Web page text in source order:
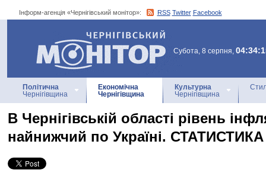
Інформ-агенція «Чернігівський монітор»: RSS Twitter Facebook
Інформ-агенція
«Чернігівський монітор»
Субота, 8 серпня,
Політична
Чернігівщина
Економічна
Чернігівщина
Культурна
Чернігівщина
В Чернігівській області рівень
найнижчий по Україні. СТАТИСТИКА